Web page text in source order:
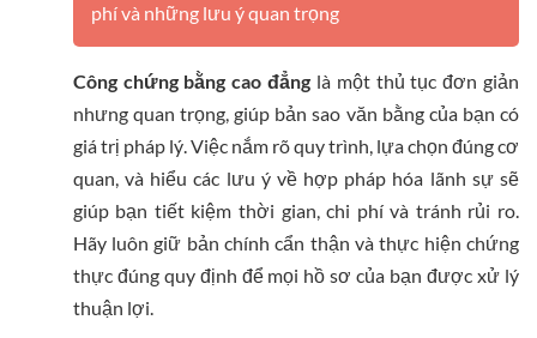
phí và những lưu ý quan trọng
Công chứng bằng cao đẳng là một thủ tục đơn giản
nhưng quan trọng, giúp bản sao văn bằng của bạn có
giá trị pháp lý. Việc nắm rõ quy trình, lựa chọn đúng cơ
quan, và hiểu các lưu ý về hợp pháp hóa lãnh sự sẽ
giúp bạn tiết kiệm thời gian, chi phí và tránh rủi ro.
Hãy luôn giữ bản chính cẩn thận và thực hiện chứng
thực đúng quy định để mọi hồ sơ của bạn được xử lý
thuận lợi.